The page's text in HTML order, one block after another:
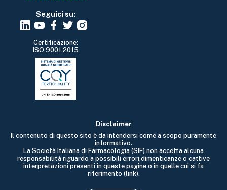
Seguici su:
Certificazione:
ISO 9001:2015
Disclaimer
Il contenuto di questo sito è da intendersi come a scopo puramente
informativo.
La Società Italiana di Farmacologia (SIF) non accetta alcuna
responsabilità riguardo a possibili errori,dimenticanze o cattive
interpretazioni presenti in queste pagine o in quelle cui si fa
riferimento (link).